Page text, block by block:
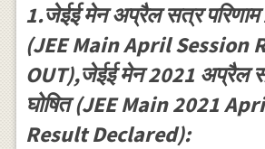
1.जेईई मेन अप्रैल सत्र
(JEE Main April Session
OUT),जेईई मेन 2021 अप्रैल
घोषित (JEE Main 2021
Result Declared):